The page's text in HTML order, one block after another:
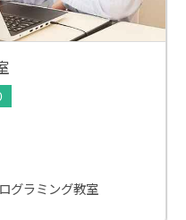
グラミング教室